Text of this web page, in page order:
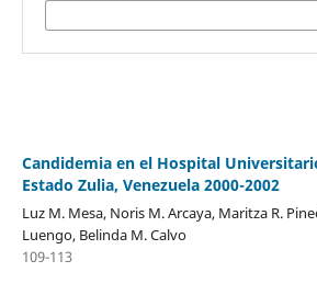
Candidemia en el Hospital
Estado Zulia, Venezuela 2000-2002
Luz M. Mesa, Noris M. Arcaya, Maritza R.
Luengo, Belinda M. Calvo
109-113